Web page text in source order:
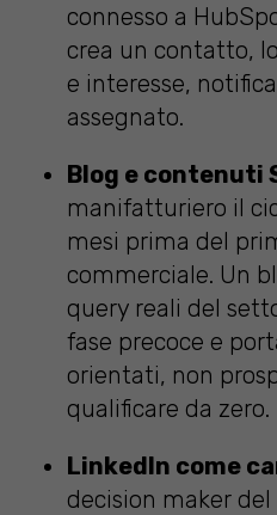
connesso a
crea un contatto,
e interesse,
assegnato.
Blog e contenuti
manifatturiero il
mesi prima del
commerciale. Un
query reali del
fase precoce e
orientati, non
qualificare da zero.
LinkedIn come
decision maker